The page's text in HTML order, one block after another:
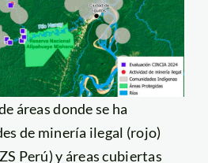
áreas donde se ha
de minería ilegal (rojo)
Perú) y áreas cubiertas